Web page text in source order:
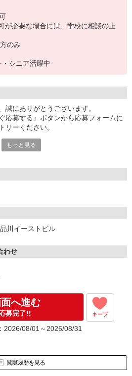
が必要な場合には、学校に相談の上
のみ
シニア活躍中
誠にありがとうございます。
応募する』ボタンから応募フォームに
リーください。
もっと見る
川イーストビル
わせ
へ進む
募完了!! キープ
2026/08/01～2026/08/31
閲覧履歴を見る